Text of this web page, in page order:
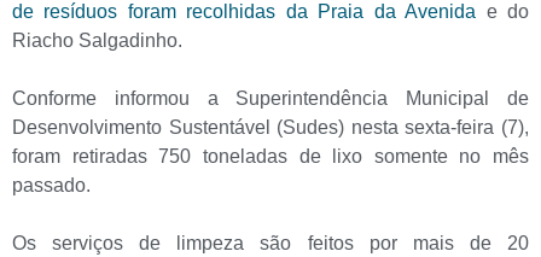
de resíduos foram recolhidas da Praia da Avenida e do
Riacho Salgadinho.
Conforme informou a Superintendência Municipal de
Desenvolvimento Sustentável (Sudes) nesta sexta-feira (7),
foram retiradas 750 toneladas de lixo somente no mês
passado.
Os serviços de limpeza são feitos por mais de 20